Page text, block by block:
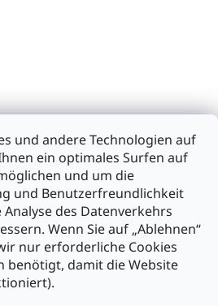
und andere Technologien auf
ein optimales Surfen auf
und um die
und Benutzerfreundlichkeit
des Datenverkehrs
Wenn Sie auf „Ablehnen“
nur erforderliche Cookies
benötigt, damit die Website